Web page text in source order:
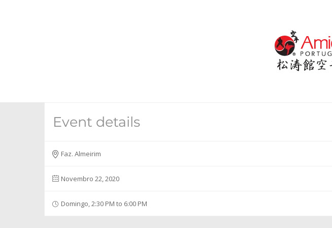
Event details
Faz. Almeirim
Novembro 22, 2020
Domingo, 2:30 PM to 6:00 PM